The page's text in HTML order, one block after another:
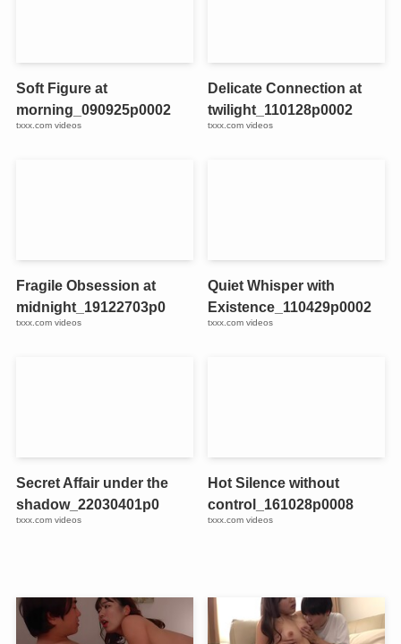
Soft Figure at
morning_090925p0002
txxx.com videos
Delicate Connection at
twilight_110128p0002
txxx.com videos
Fragile Obsession at
midnight_19122703p0
txxx.com videos
Quiet Whisper with
Existence_110429p0002
txxx.com videos
Secret Affair under the
shadow_22030401p0
txxx.com videos
Hot Silence without
control_161028p0008
txxx.com videos